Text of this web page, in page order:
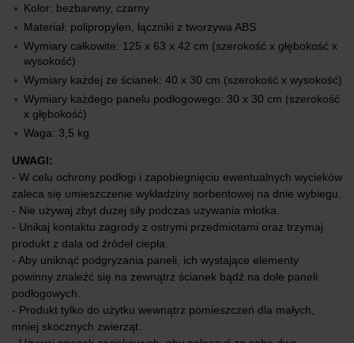
Kolor: bezbarwny, czarny
Materiał: polipropylen, łączniki z tworzywa ABS
Wymiary całkowite: 125 x 63 x 42 cm (szerokość x głębokość x
wysokość)
Wymiary każdej ze ścianek: 40 x 30 cm (szerokość x wysokość)
Wymiary każdego panelu podłogowego: 30 x 30 cm (szerokość
x głębokość)
Waga: 3,5 kg
UWAGI:
- W celu ochrony podłogi i zapobiegnięciu ewentualnych wycieków
zaleca się umieszczenie wykładziny sorbentowej na dnie wybiegu.
- Nie używaj zbyt dużej siły podczas używania młotka.
- Unikaj kontaktu zagrody z ostrymi przedmiotami oraz trzymaj
produkt z dala od źródeł ciepła.
- Aby uniknąć podgryzania paneli, ich wystające elementy
powinny znaleźć się na zewnątrz ścianek bądź na dole paneli
podłogowych.
- Produkt tylko do użytku wewnątrz pomieszczeń dla małych,
mniej skocznych zwierząt.